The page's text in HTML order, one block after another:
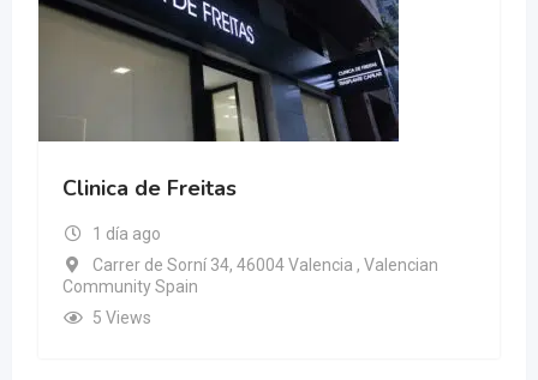
Clinica de Freitas
1 día ago
Carrer de Sorní 34, 46004 Valencia , Valencian
Community Spain
5 Views